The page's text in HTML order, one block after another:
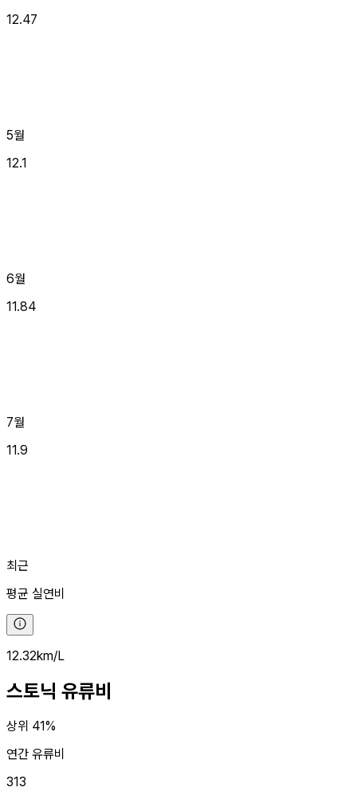
12.47
5월
12.1
6월
11.84
7월
11.9
최근
평균 실연비
12.32km/L
스토닉 유류비
상위 41%
연간 유류비
313